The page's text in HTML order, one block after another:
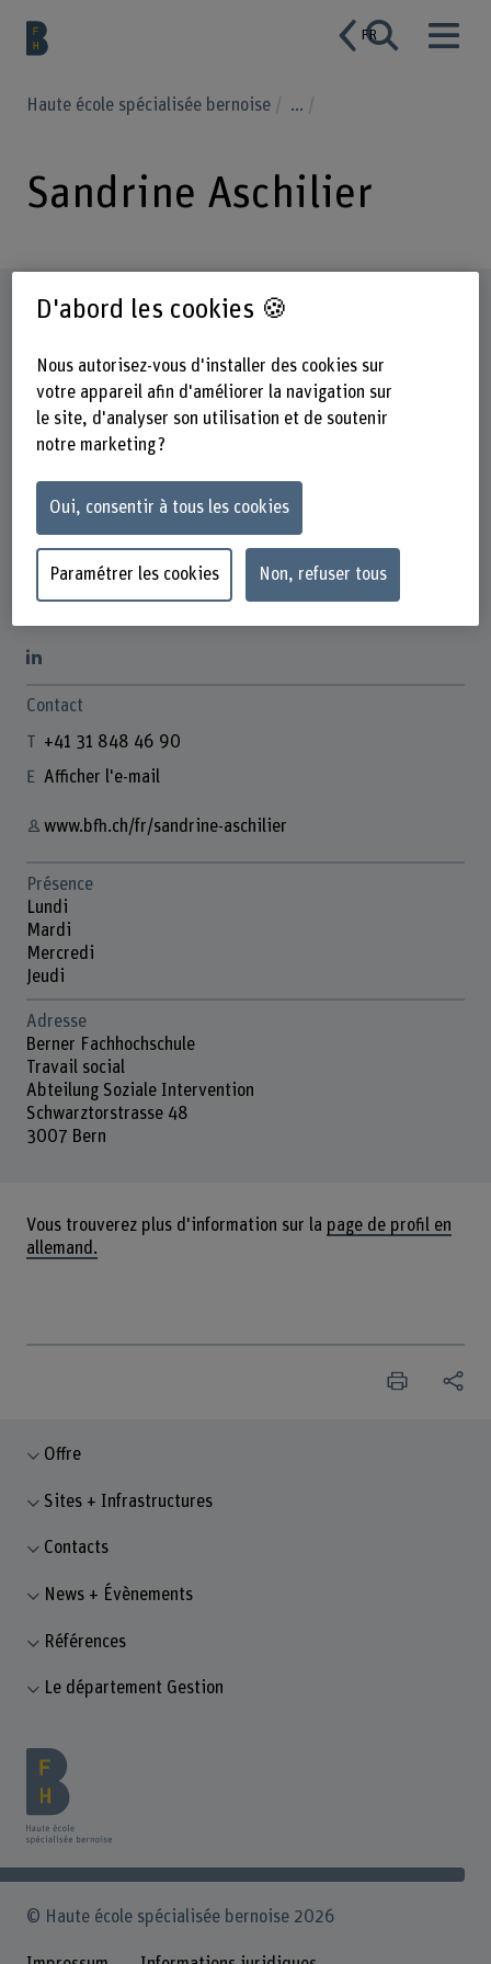
FR
Haute école spécialisée bernoise ...
Sandrine Aschilier
Profil
Contact
+41 31 848 46 90
Afficher l'e-mail
www.bfh.ch/fr/sandrine-aschilier
Présence
Lundi
Mardi
Mercredi
Jeudi
Adresse
Berner Fachhochschule
Travail social
Abteilung Soziale Intervention
Schwarztorstrasse 48
3007 Bern
Vous trouverez plus d'information sur la page de profil en
allemand.
Offre
Sites + Infrastructures
Contacts
News + Évènements
Références
Le département Gestion
© Haute école spécialisée bernoise 2026
D'abord les cookies 🍪
Nous autorisez-vous d'installer des cookies sur
votre appareil afin d'améliorer la navigation sur
le site, d'analyser son utilisation et de soutenir
notre marketing ?
Oui, consentir à tous les cookies
Paramétrer les cookies Non, refuser tous